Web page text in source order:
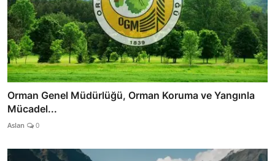
Orman Genel Müdürlüğü, Orman Koruma ve Yangınla
Mücadel...
Aslan 0